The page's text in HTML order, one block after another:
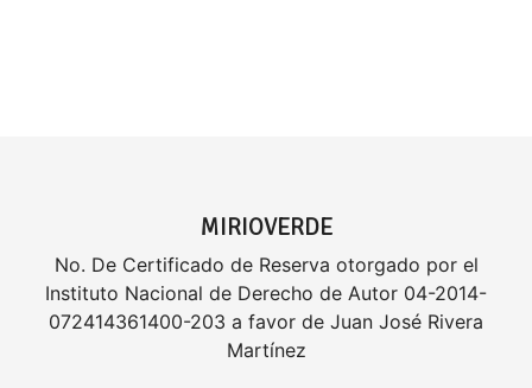
MIRIOVERDE
No. De Certificado de Reserva otorgado por el
Instituto Nacional de Derecho de Autor 04-2014-
072414361400-203 a favor de Juan José Rivera
Martínez